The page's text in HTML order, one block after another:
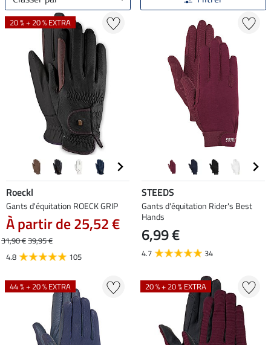
20 % + 20 % EXTRA
Roeckl
Gants d'équitation ROECK GRIP
À partir de 25,52 €
31,90 €39,95 €
4.8
105
STEEDS
Gants d'équitation Rider's Best
Hands
6,99 €
4.7 34
44 % + 20 % EXTRA 20 % + 20 % EXTRA